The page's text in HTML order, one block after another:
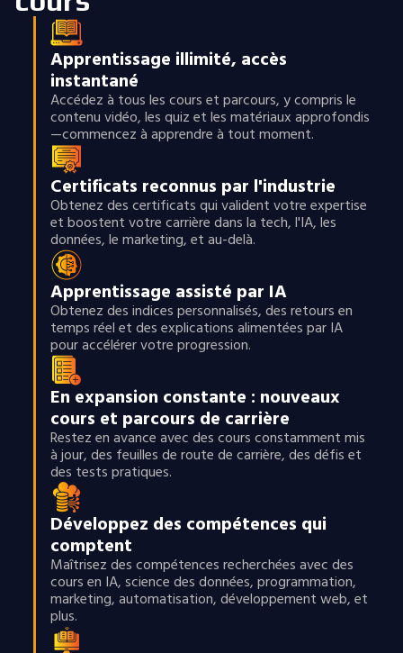
Apprentissage illimité, accès
instantané
Accédez à tous les cours et parcours, y compris le
contenu vidéo, les quiz et les matériaux approfondis
—commencez à apprendre à tout moment.
Certificats reconnus par l'industrie
Obtenez des certificats qui valident votre expertise
et boostent votre carrière dans la tech, l'IA, les
données, le marketing, et au-delà.
Apprentissage assisté par IA
Obtenez des indices personnalisés, des retours en
temps réel et des explications alimentées par IA
pour accélérer votre progression.
En expansion constante : nouveaux
cours et parcours de carrière
Restez en avance avec des cours constamment mis
à jour, des feuilles de route de carrière, des défis et
des tests pratiques.
Développez des compétences qui
comptent
Maîtrisez des compétences recherchées avec des
cours en IA, science des données, programmation,
marketing, automatisation, développement web, et
plus.